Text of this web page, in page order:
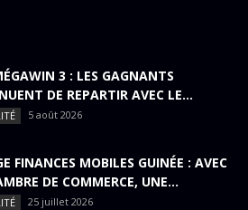
3 : LES GAGNANTS
DE REPARTIR AVEC LE...
5 août 2026
FINANCES MOBILES GUINÉE : AVEC
DE COMMERCE, UNE...
25 juillet 2026